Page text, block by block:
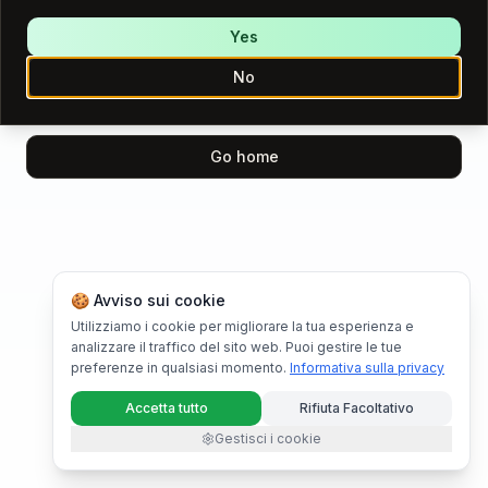
Please try again.
Try again
Go home
🍪 Avviso sui cookie
Utilizziamo i cookie per migliorare la tua esperienza e
analizzare il traffico del sito web. Puoi gestire le tue
preferenze in qualsiasi momento. Informativa sulla privacy
Accetta tutto
Rifiuta Facoltativo
Gestisci i cookie
No
Yes